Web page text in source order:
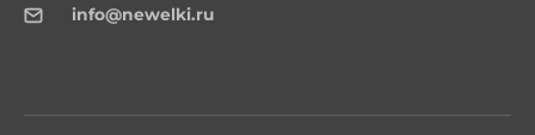
info@newelki.ru